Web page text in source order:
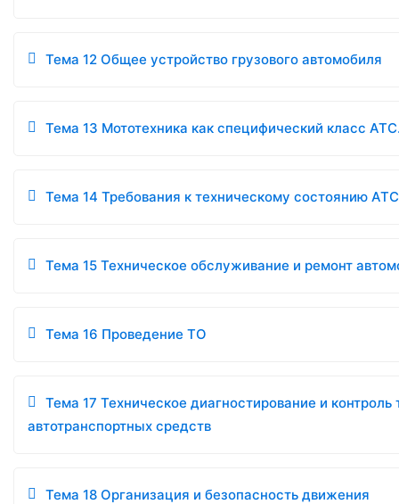
Тема 12 Общее устройство грузового автомобиля
Тема 13 Мототехника как специфический класс
Тема 14 Требования к техническому состоянию АТС
Тема 15 Техническое обслуживание и ремонт
Тема 16 Проведение ТО
Тема 17 Техническое диагностирование и контроль
автотранспортных средств
Тема 18 Организация и безопасность движения